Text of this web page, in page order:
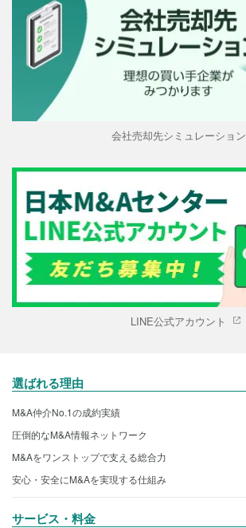
会社売却先シミュレーション
LINE公式アカウント
選ばれる理由
M&A仲介No.1の成約実績
圧倒的なM&A情報ネットワーク
M&Aをワンストップで支える総合力
安心・安全にM&Aを実現する仕組み
サービス・料金